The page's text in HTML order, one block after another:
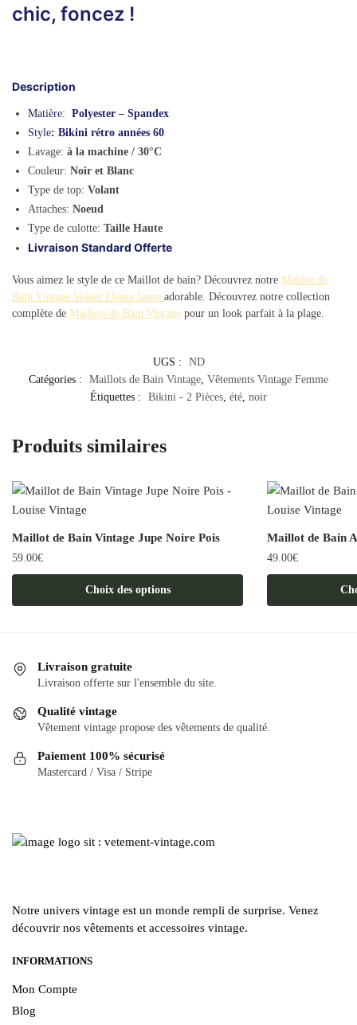
chic, foncez !
Description
Matière: Polyester – Spandex
Style: Bikini rétro années 60
Lavage: à la machine / 30°C
Couleur: Noir et Blanc
Type de top: Volant
Attaches: Noeud
Type de culotte: Taille Haute
Livraison Standard Offerte
Vous aimez le style de ce Maillot de bain? Découvrez notre Maillot de
Bain Vintage Volant Fleurs Jaune adorable. Découvrez notre collection
complète de Maillots de Bain Vintage pour un look parfait à la plage.
UGS :
ND
Catégories :
Maillots de Bain Vintage, Vêtements Vintage Femme
Étiquettes :
Bikini - 2 Pièces, été, noir
Produits similaires
Maillot de Bain Vintage Jupe Noire Pois
59.00€
Choix des options
produit
variations.
peuvent
choisies
du
Maillot de Bain
49.00€
produit
Livraison gratuite
Livraison offerte sur l'ensemble du site.
Qualité vintage
Vêtement vintage propose des vêtements de qualité.
Paiement 100% sécurisé
Mastercard / Visa / Stripe
Notre univers vintage est un monde rempli de surprise. Venez
découvrir nos vêtements et accessoires vintage.
INFORMATIONS
Mon Compte
Blog